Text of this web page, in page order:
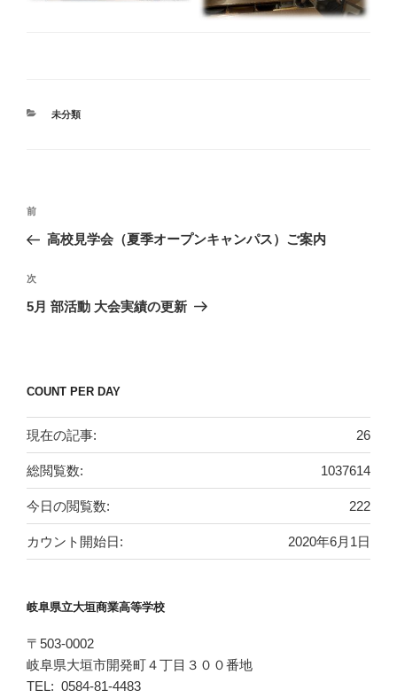
カ
未分類
投
ナ
ビ
ゲ
ン
前
の
稿
前
高校見学会（夏季オープンキャンパス）ご案内
次
の
次
5月 部活動 大会実績の更新
COUNT PER DAY
26
現在の記事:
1037614
総閲覧数:
222
今日の閲覧数:
2020年6月1日
カウント開始日:
岐阜県立大垣商業高等学校
〒503-0002
岐阜県大垣市開発町４丁目３００番地
TEL: 0584-81-4483